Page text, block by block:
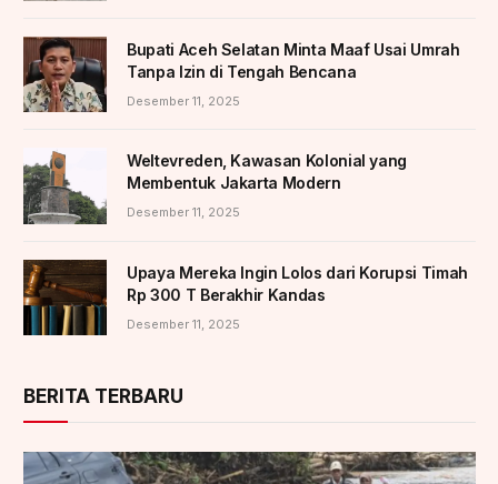
Bupati Aceh Selatan Minta Maaf Usai Umrah
Tanpa Izin di Tengah Bencana
Desember 11, 2025
Weltevreden, Kawasan Kolonial yang
Membentuk Jakarta Modern
Desember 11, 2025
Upaya Mereka Ingin Lolos dari Korupsi Timah
Rp 300 T Berakhir Kandas
Desember 11, 2025
BERITA TERBARU